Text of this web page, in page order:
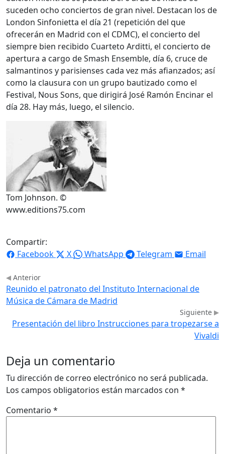
suceden ocho conciertos de gran nivel. Destacan los de
London Sinfonietta el día 21 (repetición del que
ofrecerán en Madrid con el CDMC), el concierto del
siempre bien recibido Cuarteto Arditti, el concierto de
apertura a cargo de Smash Ensemble, día 6, cruce de
salmantinos y parisienses cada vez más afianzados; así
como la clausura con un grupo bautizado como el
Festival, Nous Sons, que dirigirá José Ramón Encinar el
día 28. Hay más, luego, el silencio.
Tom Johnson. ©
www.editions75.com
Compartir:
Facebook
X WhatsApp Telegram Email
Anterior
Reunido el patronato del Instituto Internacional de
Música de Cámara de Madrid
Siguiente
Presentación del libro Instrucciones para tropezarse a
Vivaldi
Deja un comentario
Tu dirección de correo electrónico no será publicada.
Los campos obligatorios están marcados con *
Comentario *